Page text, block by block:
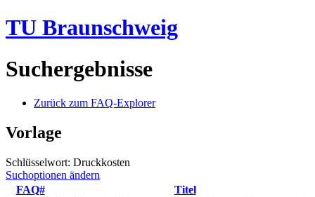
TU Braunschweig
Suchergebnisse
Zurück zum FAQ-Explorer
Vorlage
Schlüsselwort: Druckkosten
Suchoptionen ändern
FAQ#
Titel